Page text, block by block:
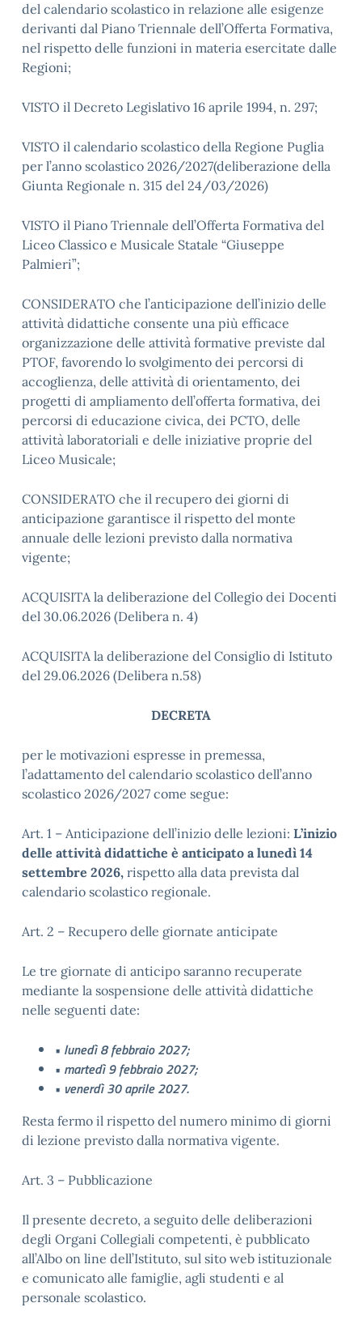
del calendario scolastico in relazione alle esigenze
derivanti dal Piano Triennale dell’Offerta Formativa,
nel rispetto delle funzioni in materia esercitate dalle
Regioni;
VISTO il Decreto Legislativo 16 aprile 1994, n. 297;
VISTO il calendario scolastico della Regione Puglia
per l’anno scolastico 2026/2027(deliberazione della
Giunta Regionale n. 315 del 24/03/2026)
VISTO il Piano Triennale dell’Offerta Formativa del
Liceo Classico e Musicale Statale “Giuseppe
Palmieri”;
CONSIDERATO che l’anticipazione dell’inizio delle
attività didattiche consente una più efficace
organizzazione delle attività formative previste dal
PTOF, favorendo lo svolgimento dei percorsi di
accoglienza, delle attività di orientamento, dei
progetti di ampliamento dell’offerta formativa, dei
percorsi di educazione civica, dei PCTO, delle
attività laboratoriali e delle iniziative proprie del
Liceo Musicale;
CONSIDERATO che il recupero dei giorni di
anticipazione garantisce il rispetto del monte
annuale delle lezioni previsto dalla normativa
vigente;
ACQUISITA la deliberazione del Collegio dei Docenti
del 30.06.2026 (Delibera n. 4)
ACQUISITA la deliberazione del Consiglio di Istituto
del 29.06.2026 (Delibera n.58)
DECRETA
per le motivazioni espresse in premessa,
l’adattamento del calendario scolastico dell’anno
scolastico 2026/2027 come segue:
Art. 1 – Anticipazione dell’inizio delle lezioni: L’inizio
delle attività didattiche è anticipato a lunedì 14
settembre 2026, rispetto alla data prevista dal
calendario scolastico regionale.
Art. 2 – Recupero delle giornate anticipate
Le tre giornate di anticipo saranno recuperate
mediante la sospensione delle attività didattiche
nelle seguenti date:
• lunedì 8 febbraio 2027;
• martedì 9 febbraio 2027;
• venerdì 30 aprile 2027.
Resta fermo il rispetto del numero minimo di giorni
di lezione previsto dalla normativa vigente.
Art. 3 – Pubblicazione
Il presente decreto, a seguito delle deliberazioni
degli Organi Collegiali competenti, è pubblicato
all’Albo on line dell’Istituto, sul sito web istituzionale
e comunicato alle famiglie, agli studenti e al
personale scolastico.